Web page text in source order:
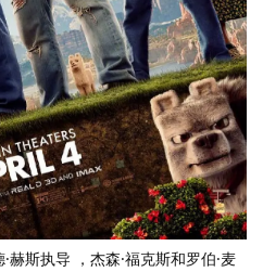
赫斯执导 ，杰森·福克斯和罗伯·麦